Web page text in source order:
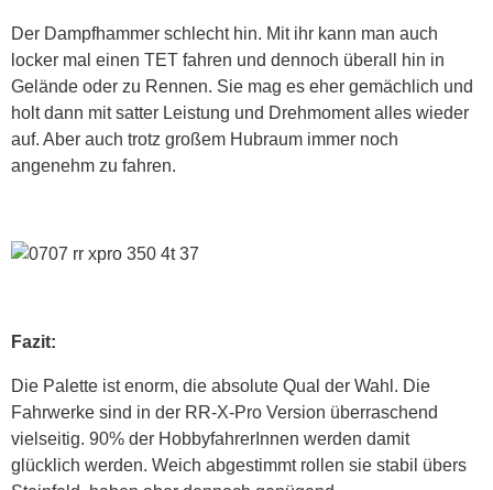
Der Dampfhammer schlecht hin. Mit ihr kann man auch
locker mal einen TET fahren und dennoch überall hin in
Gelände oder zu Rennen. Sie mag es eher gemächlich und
holt dann mit satter Leistung und Drehmoment alles wieder
auf. Aber auch trotz großem Hubraum immer noch
angenehm zu fahren.
Fazit:
Die Palette ist enorm, die absolute Qual der Wahl. Die
Fahrwerke sind in der RR-X-Pro Version überraschend
vielseitig. 90% der HobbyfahrerInnen werden damit
glücklich werden. Weich abgestimmt rollen sie stabil übers